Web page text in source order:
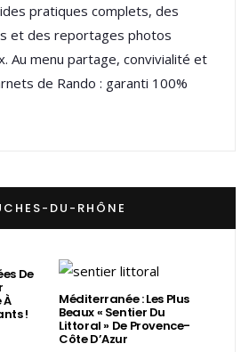
pratiques complets, des
et des reportages photos
Au menu partage, convivialité et
de Rando : garanti 100%
DU-RHÔNE
De
À
!
Méditerranée : Les Plus
Beaux « Sentier Du
Littoral » De Provence-
Côte D’Azur